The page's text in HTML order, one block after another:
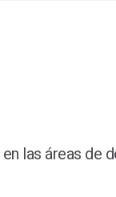
las áreas de